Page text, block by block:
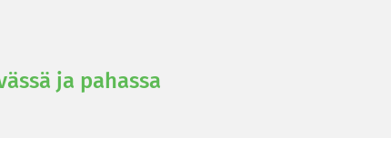
ja pa­has­sa